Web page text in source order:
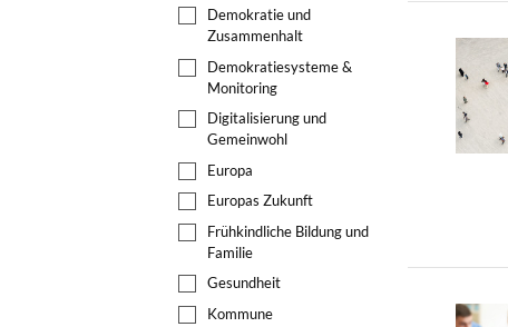
Demokratie und
Zusammenhalt
Demokratiesysteme &
Monitoring
Digitalisierung und
Gemeinwohl
Europa
Europas Zukunft
Frühkindliche Bildung und
Familie
Gesundheit
Kommune